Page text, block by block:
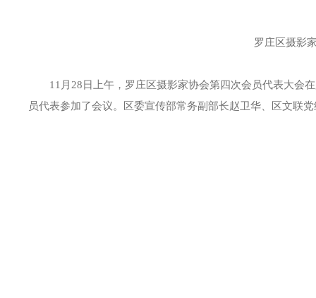
罗庄区摄影家
11月28日上午，罗庄区摄影家协会第四次会员代表大会在
员代表参加了会议。区委宣传部常务副部长赵卫华、区文联